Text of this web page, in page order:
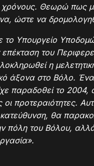
χρόνους. Θεωρώ πως
ώστε να
Υπουργείο
επέκταση του
η
άξονα στο Βόλο.
παραδοθεί το 2004,
προτεραιότητες.
θα
πόλη του Βόλου,